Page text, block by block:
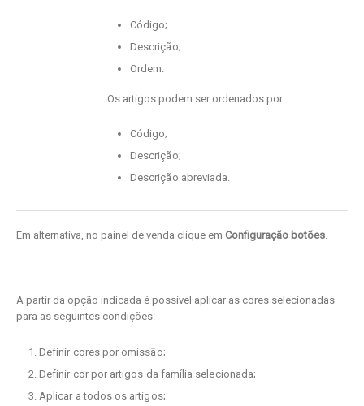
Código;
Descrição;
Ordem.
Os artigos podem ser ordenados por:
Código;
Descrição;
Descrição abreviada.
Em alternativa, no painel de venda clique em Configuração botões.
A partir da opção indicada é possível aplicar as cores selecionadas
para as seguintes condições:
Definir cores por omissão;
Definir cor por artigos da família selecionada;
Aplicar a todos os artigos;